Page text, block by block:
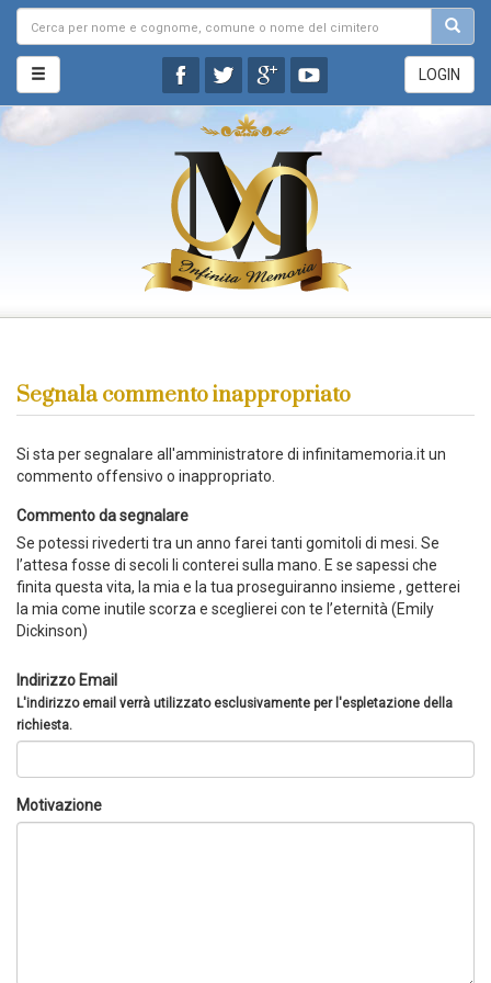
LOGIN
Segnala commento inappropriato
Si sta per segnalare all'amministratore di infinitamemoria.it un
commento offensivo o inappropriato.
Commento da segnalare
Se potessi rivederti tra un anno farei tanti gomitoli di mesi. Se
l’attesa fosse di secoli li conterei sulla mano. E se sapessi che
finita questa vita, la mia e la tua proseguiranno insieme , getterei
la mia come inutile scorza e sceglierei con te l’eternità (Emily
Dickinson)
Indirizzo Email
L'indirizzo email verrà utilizzato esclusivamente per l'espletazione della
richiesta.
Motivazione